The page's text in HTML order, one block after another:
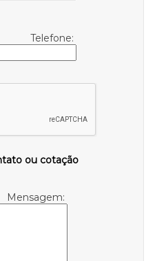
Telefone:
ou cotação
Mensagem: